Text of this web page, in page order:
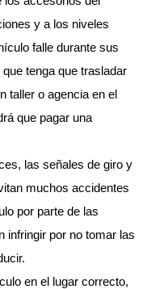
y a los niveles
falle durante sus
tenga que trasladar
taller o agencia en el
que pagar una
las señales de giro y
muchos accidentes
por parte de las
infringir por no tomar las
en el lugar correcto,